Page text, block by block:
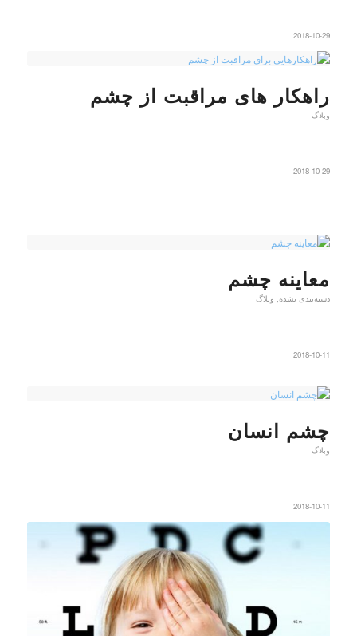
2018-10-29
راهکار های مراقبت از چشم
وبلاگ
2018-10-29
معاینه چشم
دسته‌بندی نشده, وبلاگ
2018-10-11
چشم انسان
وبلاگ
2018-10-11